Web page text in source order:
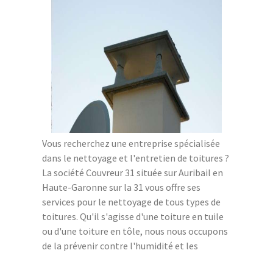
Vous recherchez une entreprise spécialisée
dans le nettoyage et l'entretien de toitures ?
La société Couvreur 31 située sur Auribail en
Haute-Garonne sur la 31 vous offre ses
services pour le nettoyage de tous types de
toitures. Qu'il s'agisse d'une toiture en tuile
ou d'une toiture en tôle, nous nous occupons
de la prévenir contre l'humidité et les